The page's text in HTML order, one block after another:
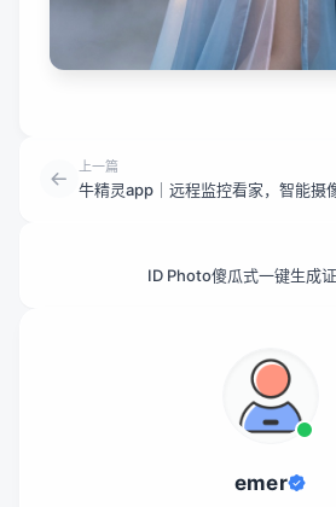
上一篇
牛精灵app｜远程监控看家，智能摄
ID Photo傻瓜式一键生成
emer